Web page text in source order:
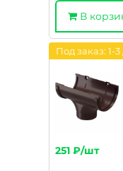
В
Под заказ: 1-3
251 ₽/шт